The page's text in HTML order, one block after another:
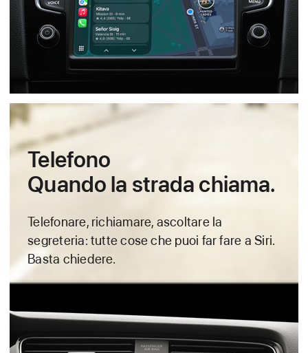
Telefono
Quando la strada chiama.
Telefonare, richiamare, ascoltare la
segreteria: tutte cose che puoi far fare a Siri.
Basta chiedere.